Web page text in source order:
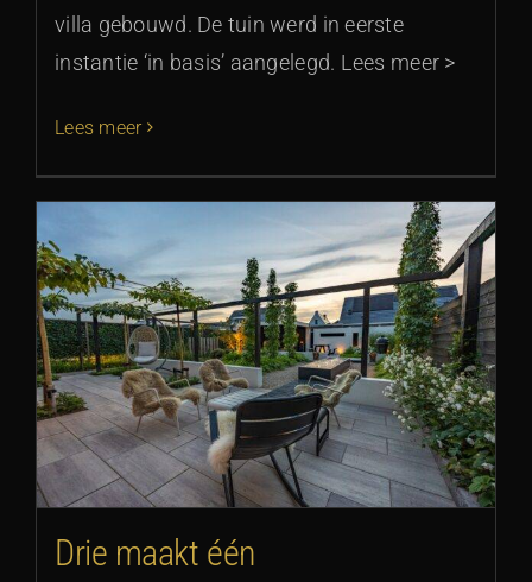
villa gebouwd. De tuin werd in eerste
instantie ‘in basis’ aangelegd. Lees meer >
Lees meer
Drie maakt één